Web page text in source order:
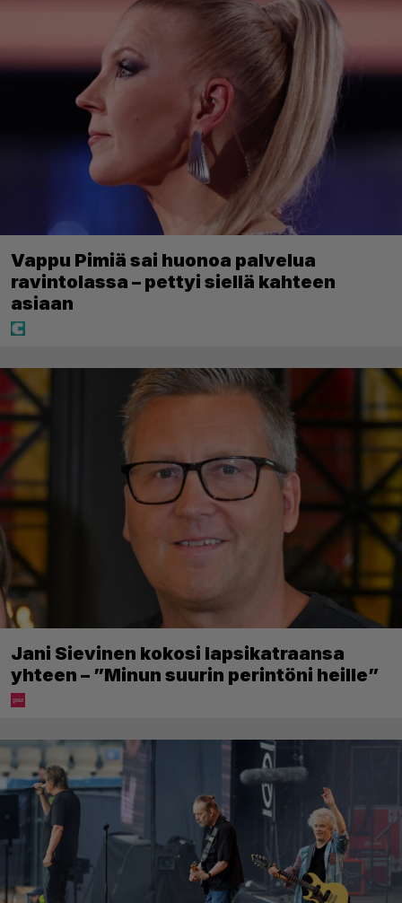
Vappu Pimiä sai huonoa palvelua
ravintolassa – pettyi siellä kahteen
asiaan
Jani Sievinen kokosi lapsikatraansa
yhteen – ”Minun suurin perintöni heille”